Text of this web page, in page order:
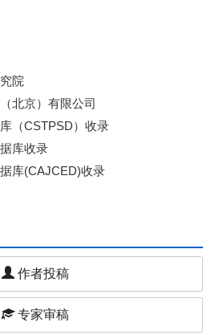
院
北京）有限公司
（CSTPSD）收录
库收录
库(CAJCED)收录
作者投稿
专家审稿